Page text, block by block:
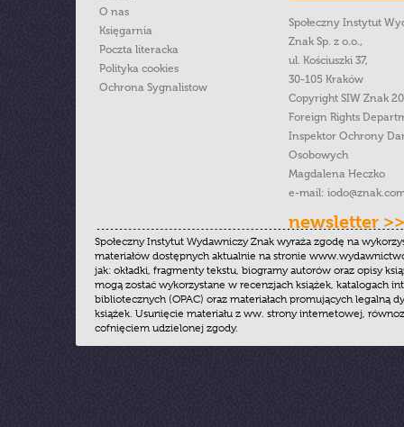
O nas
Księgarnia
Poczta literacka
Polityka cookies
Ochrona Sygnalistow
Społeczny Instytut
Znak Sp. z o.o.,
ul. Kościuszki 37,
30-105 Kraków
Copyright SIW Znak
Foreign Rights
Inspektor Ochrony
Osobowych
Magdalena Heczko
e-mail:
newsletter >>
Społeczny Instytut Wydawniczy Znak wyraża zgodę na
materiałów dostępnych aktualnie na stronie
jak: okładki, fragmenty tekstu, biogramy autorów oraz opisy
mogą zostać wykorzystane w recenzjach książek, katalogach
bibliotecznych (OPAC) oraz materiałach promujących legalną
książek. Usunięcie materiału z ww. strony internetowej,
cofnięciem udzielonej zgody.